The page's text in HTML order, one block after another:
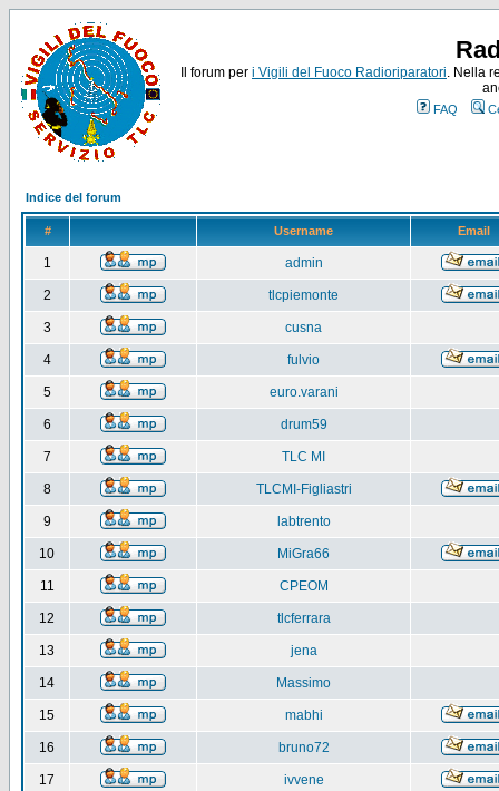
Il forum per i Vigili del Fuoco Radioriparatori. Nella
FAQ
Indice del forum
# Username Email
1 admin
2 tlcpiemonte
3 cusna
4 fulvio
5 euro.varani
6 drum59
7 TLC MI
8 TLCMI-Figliastri
9 labtrento
10 MiGra66
11 CPEOM
12 tlcferrara
13 jena
14 Massimo
15 mabhi
16 bruno72
17 ivvene